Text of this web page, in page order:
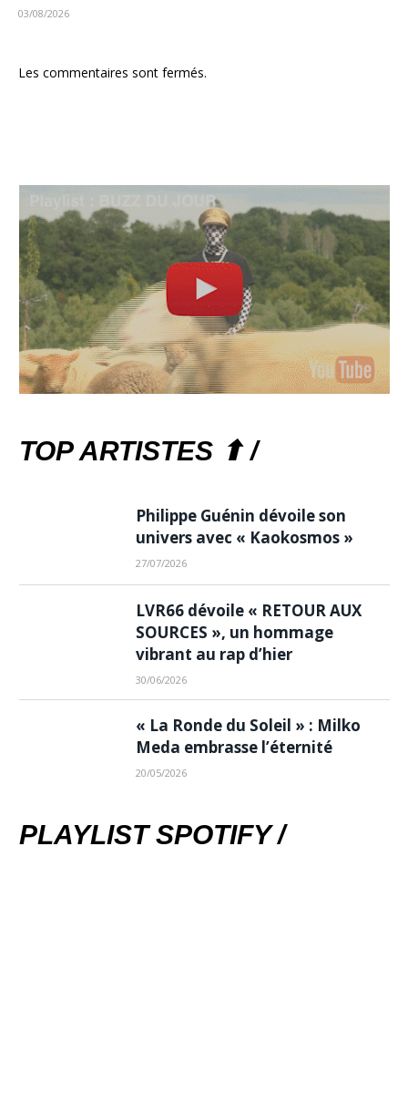
03/08/2026
Les commentaires sont fermés.
TOP ARTISTES ⬆ /
Philippe Guénin dévoile son
univers avec « Kaokosmos »
27/07/2026
LVR66 dévoile « RETOUR AUX
SOURCES », un hommage
vibrant au rap d’hier
30/06/2026
« La Ronde du Soleil » : Milko
Meda embrasse l’éternité
20/05/2026
PLAYLIST SPOTIFY /